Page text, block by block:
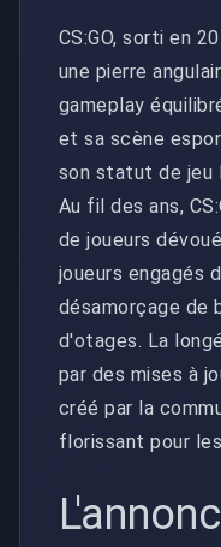
CS:GO, sorti en
une pierre
gameplay
et sa scène
son statut de jeu
Au fil des ans,
de joueurs
joueurs engagés
désamorçage de
d'otages. La
par des mises à
créé par la
florissant pour